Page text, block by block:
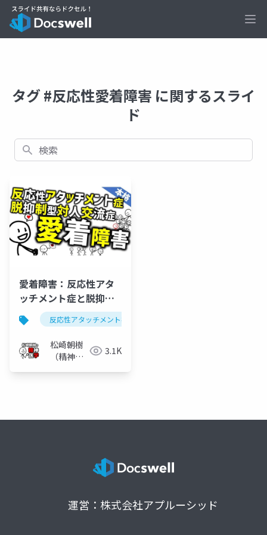
タグ #反応性愛着障害 に関するスライ
ド
検索
愛着障害：反応性アタ
ッチメント症と脱抑制
型対人交流症反応性アタッチメント症
松崎朝樹
（精神科
3.1K
運営：株式会社アプルーシッド